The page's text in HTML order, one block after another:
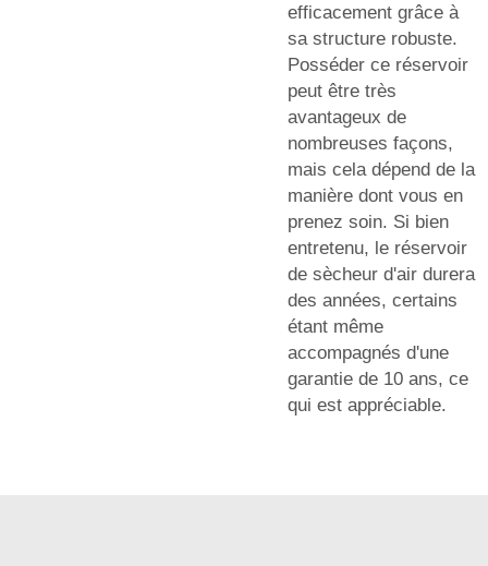
efficacement grâce à
sa structure robuste.
Posséder ce réservoir
peut être très
avantageux de
nombreuses façons,
mais cela dépend de la
manière dont vous en
prenez soin. Si bien
entretenu, le réservoir
de sècheur d'air durera
des années, certains
étant même
accompagnés d'une
garantie de 10 ans, ce
qui est appréciable.